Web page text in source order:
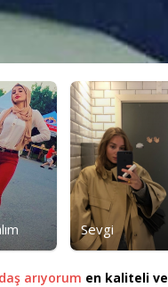
Sevgi
arıyorum en kaliteli ve